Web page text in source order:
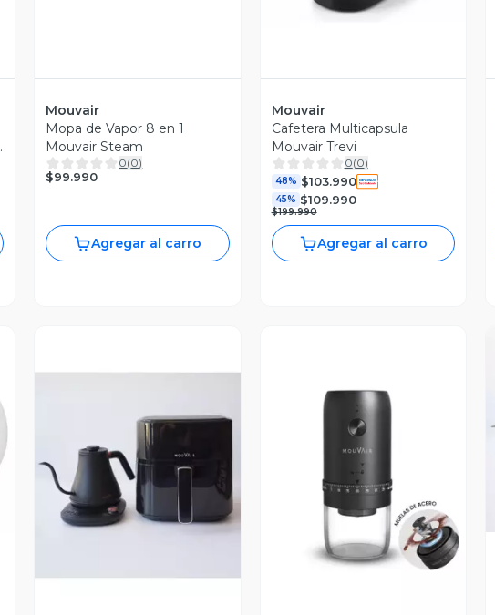
Mouvair
Mopa de Vapor 8 en 1
Mouvair Steam
0(0)
$99.990
Agregar al carro
Mouvair
Cafetera Multicapsula
Mouvair Trevi
0(0)
48% $103.990
45% $109.990
$199.990
Agregar al carro
Vista Previa Vista Previa